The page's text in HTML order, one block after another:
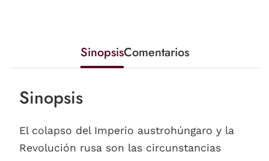
SinopsisComentarios
Sinopsis
El colapso del Imperio austrohúngaro y la
Revolución rusa son las circunstancias